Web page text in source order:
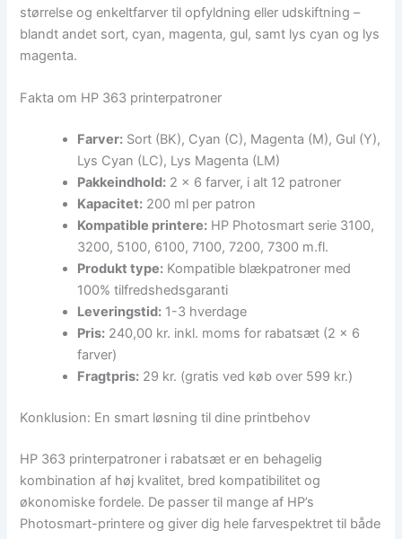
størrelse og enkeltfarver til opfyldning eller udskiftning –
blandt andet sort, cyan, magenta, gul, samt lys cyan og lys
magenta.
Fakta om HP 363 printerpatroner
Farver: Sort (BK), Cyan (C), Magenta (M), Gul (Y),
Lys Cyan (LC), Lys Magenta (LM)
Pakkeindhold: 2 x 6 farver, i alt 12 patroner
Kapacitet: 200 ml per patron
Kompatible printere: HP Photosmart serie 3100,
3200, 5100, 6100, 7100, 7200, 7300 m.fl.
Produkt type: Kompatible blækpatroner med
100% tilfredshedsgaranti
Leveringstid: 1-3 hverdage
Pris: 240,00 kr. inkl. moms for rabatsæt (2 x 6
farver)
Fragtpris: 29 kr. (gratis ved køb over 599 kr.)
Konklusion: En smart løsning til dine printbehov
HP 363 printerpatroner i rabatsæt er en behagelig
kombination af høj kvalitet, bred kompatibilitet og
økonomiske fordele. De passer til mange af HP’s
Photosmart-printere og giver dig hele farvespektret til både